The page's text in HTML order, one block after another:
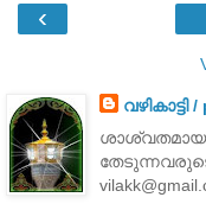
‹
വഴികാട്ടി
ശാശ്വതമായ
തേടുന്നവരുടെ